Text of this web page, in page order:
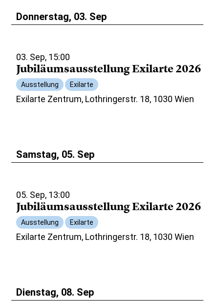
Donnerstag, 03. Sep
03. Sep, 15:00
Jubiläumsausstellung Exilarte 2026
Ausstellung Exilarte
Exilarte Zentrum, Lothringerstr. 18, 1030 Wien
Samstag, 05. Sep
05. Sep, 13:00
Jubiläumsausstellung Exilarte 2026
Ausstellung Exilarte
Exilarte Zentrum, Lothringerstr. 18, 1030 Wien
Dienstag, 08. Sep